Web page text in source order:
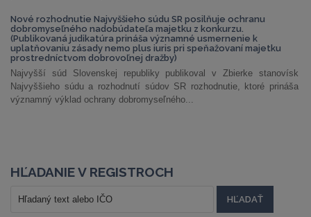
Nové rozhodnutie Najvyššieho súdu SR posilňuje ochranu
dobromyseľného nadobúdateľa majetku z konkurzu.
(Publikovaná judikatúra prináša významné usmernenie k
uplatňovaniu zásady nemo plus iuris pri speňažovaní majetku
prostredníctvom dobrovoľnej dražby)
Najvyšší súd Slovenskej republiky publikoval v Zbierke stanovísk
Najvyššieho súdu a rozhodnutí súdov SR rozhodnutie, ktoré prináša
významný výklad ochrany dobromyseľného...
HĽADANIE V REGISTROCH